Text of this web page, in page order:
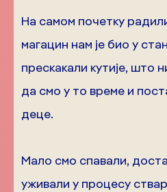
На самом почетку
магацин нам је био у
прескакали кутије, што
да смо у то време и
деце.
Мало смо спавали,
уживали у процесу